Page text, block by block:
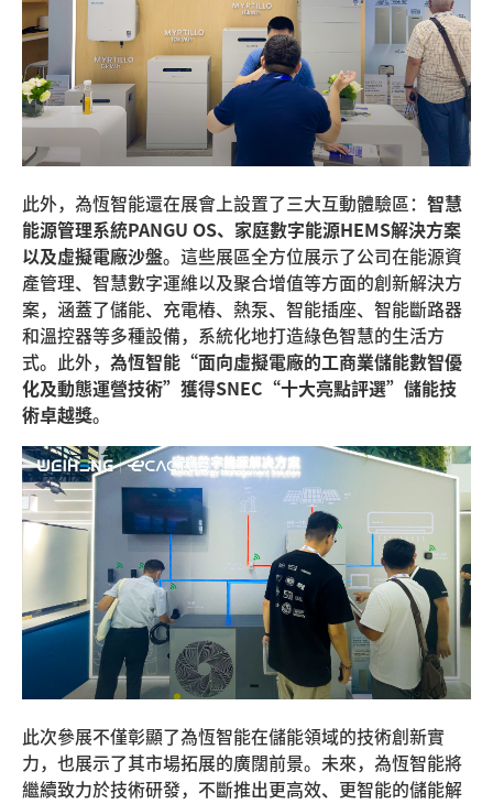
此外，為恆智能還在展會上設置了三大互動體驗區： 智慧
能源管理系統PANGU OS、家庭數字能源HEMS解決方案
以及虛擬電廠沙盤。這些展區全方位展示了公司在能源資
產管理、智慧數字運維以及聚合增值等方面的創新解決方
案，涵蓋了儲能、充電樁、熱泵、智能插座、智能斷路器
和溫控器等多種設備，系統化地打造綠色智慧的生活方
式。此外， 為恆智能“面向虛擬電廠的工商業儲能數智優
化及動態運營技術”獲得SNEC“十大亮點評選”儲能技
術卓越獎。
此次參展不僅彰顯了為恆智能在儲能領域的技術創新實
力，也展示了其市場拓展的廣闊前景。未來，為恆智能將
繼續致力於技術研發，不斷推出更高效、更智能的儲能解